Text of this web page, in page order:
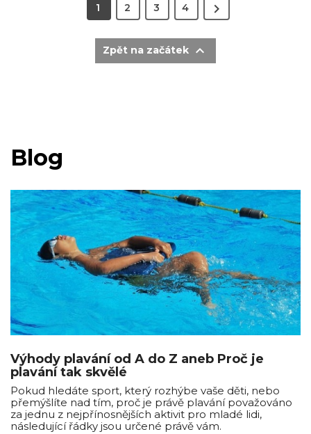
1 2 3 4 
Zpět na začátek 
Blog
Výhody plavání od A do Z aneb Proč je
plavání tak skvělé
Pokud hledáte sport, který rozhýbe vaše děti, nebo
přemýšlíte nad tím, proč je právě plavání považováno
za jednu z nejpřínosnějších aktivit pro mladé lidi,
následující řádky jsou určené právě vám.